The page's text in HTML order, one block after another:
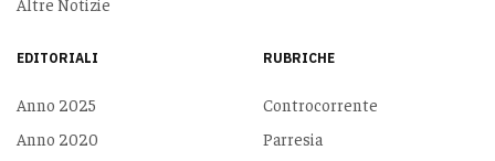
EDITORIALI
Anno 2025
Anno 2020
RUBRICHE
Controcorrente
Parresia